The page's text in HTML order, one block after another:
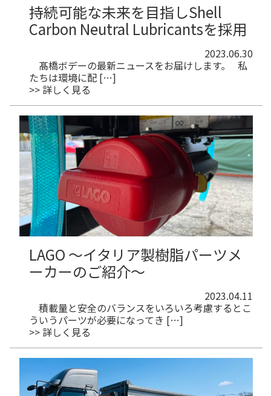
持続可能な未来を目指しShell
Carbon Neutral Lubricantsを採用
2023.06.30
髙橋ボデーの最新ニュースをお届けします。 私
たちは環境に配 […]
>> 詳しく見る
LAGO ～イタリア製樹脂パーツメ
ーカーのご紹介～
2023.04.11
積載量と安全のバランスをいろいろ考慮するとこ
ういうパーツが必要になってき […]
>> 詳しく見る